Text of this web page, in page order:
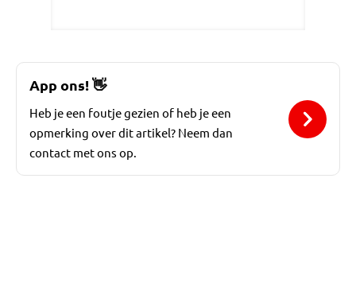
App ons!👋
Heb je een foutje gezien of heb je een
opmerking over dit artikel? Neem dan
contact met ons op.